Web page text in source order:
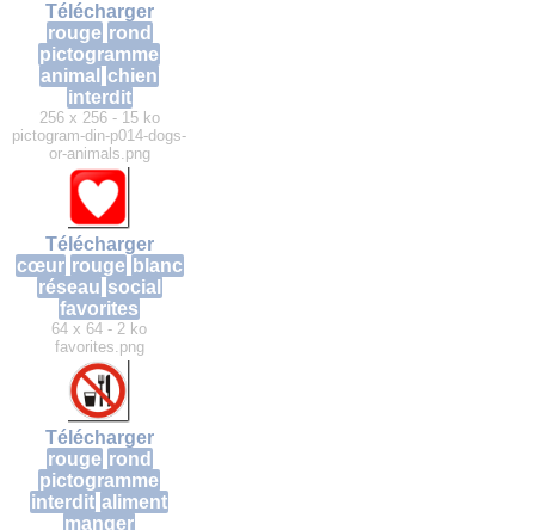
Télécharger
rouge rond
pictogramme
animal chien
interdit
256 x 256 - 15 ko
pictogram-din-p014-dogs-
or-animals.png
Télécharger
cœur rouge blanc
réseau social
favorites
64 x 64 - 2 ko
favorites.png
Télécharger
rouge rond
pictogramme
interdit aliment
manger